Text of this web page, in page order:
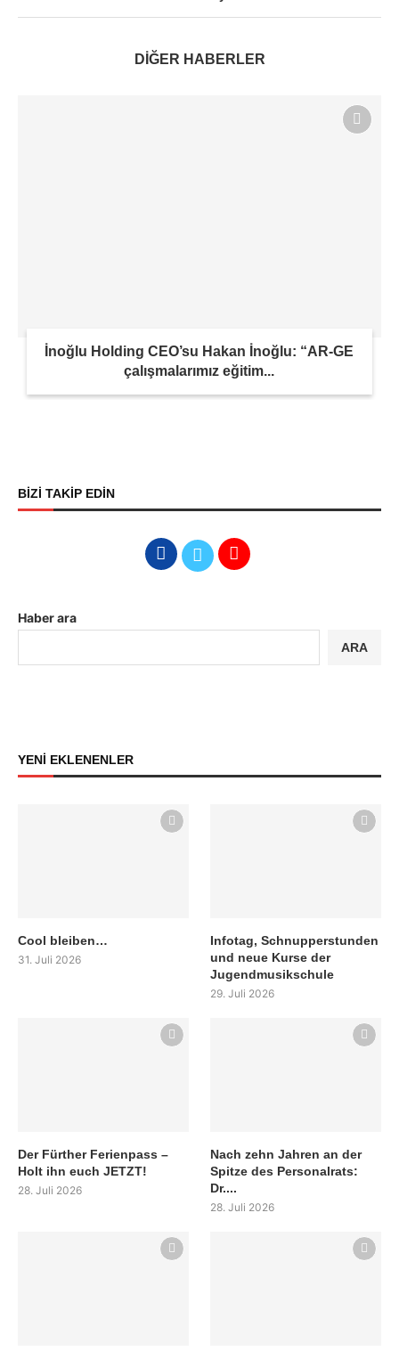
DİĞER HABERLER
İnoğlu Holding CEO’su Hakan İnoğlu: “AR-GE
çalışmalarımız eğitim...
BİZİ TAKİP EDİN
Haber ara
ARA
YENİ EKLENENLER
Cool bleiben…
31. Juli 2026
Infotag, Schnupperstunden
und neue Kurse der
Jugendmusikschule
29. Juli 2026
Der Fürther Ferienpass –
Holt ihn euch JETZT!
28. Juli 2026
Nach zehn Jahren an der
Spitze des Personalrats:
Dr....
28. Juli 2026